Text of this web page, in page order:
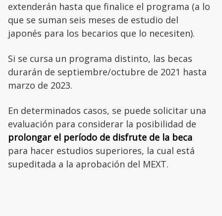
extenderán hasta que finalice el programa (a lo
que se suman seis meses de estudio del
japonés para los becarios que lo necesiten).
Si se cursa un programa distinto, las becas
durarán de septiembre/octubre de 2021 hasta
marzo de 2023.
En determinados casos, se puede solicitar una
evaluación para considerar la posibilidad de
prolongar el período de disfrute de la beca
para hacer estudios superiores, la cual está
supeditada a la aprobación del MEXT.